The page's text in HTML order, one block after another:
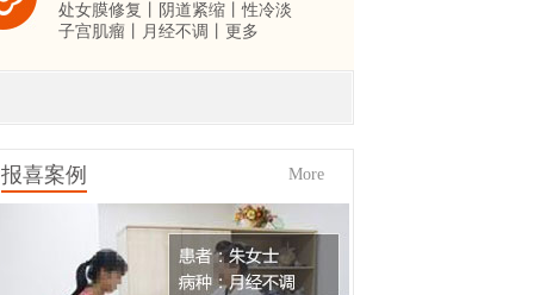
处女膜修复丨 阴道紧缩丨性冷淡
子宫肌瘤丨
月经不调丨 更多
报喜案例 More